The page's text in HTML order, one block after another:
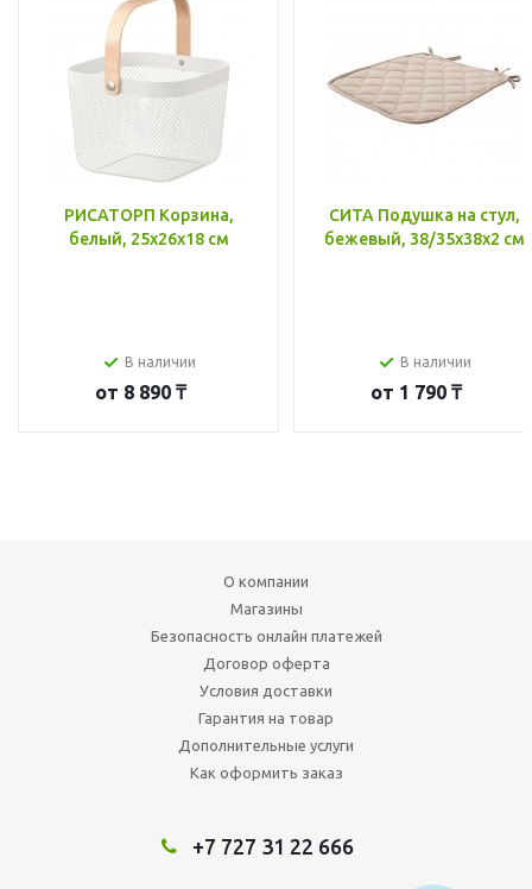
РИСАТОРП Корзина,
белый, 25x26x18 см
В наличии
от 8 890 ₸
СИТА Подушка на стул,
бежевый, 38/35x38x2 см
В наличии
от 1 790 ₸
О компании
Магазины
Безопасность онлайн платежей
Договор оферта
Условия доставки
Гарантия на товар
Дополнительные услуги
Как оформить заказ
+7 727 31 22 666